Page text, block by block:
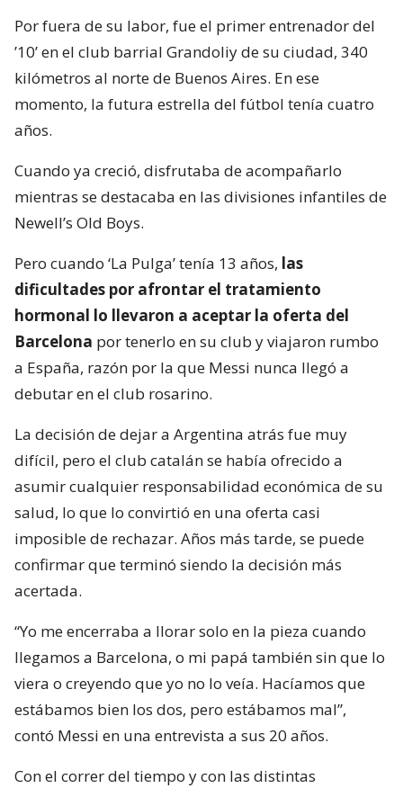
Por fuera de su labor, fue el primer entrenador del
’10’ en el club barrial Grandoliy de su ciudad, 340
kilómetros al norte de Buenos Aires. En ese
momento, la futura estrella del fútbol tenía cuatro
años.
Cuando ya creció, disfrutaba de acompañarlo
mientras se destacaba en las divisiones infantiles de
Newell’s Old Boys.
Pero cuando ‘La Pulga’ tenía 13 años, las
dificultades por afrontar el tratamiento
hormonal lo llevaron a aceptar la oferta del
Barcelona por tenerlo en su club y viajaron rumbo
a España, razón por la que Messi nunca llegó a
debutar en el club rosarino.
La decisión de dejar a Argentina atrás fue muy
difícil, pero el club catalán se había ofrecido a
asumir cualquier responsabilidad económica de su
salud, lo que lo convirtió en una oferta casi
imposible de rechazar. Años más tarde, se puede
confirmar que terminó siendo la decisión más
acertada.
“Yo me encerraba a llorar solo en la pieza cuando
llegamos a Barcelona, o mi papá también sin que lo
viera o creyendo que yo no lo veía. Hacíamos que
estábamos bien los dos, pero estábamos mal”,
contó Messi en una entrevista a sus 20 años.
Con el correr del tiempo y con las distintas